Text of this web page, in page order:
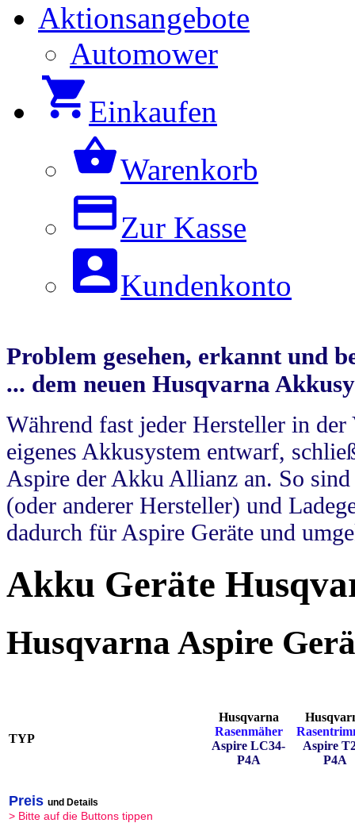
Aktionsangebote
Automower
Einkaufen
Warenkorb
Zur Kasse
Kundenkonto
Problem gesehen, erkannt und
... dem neuen Husqvarna
Während fast jeder Hersteller in der
eigenes Akkusystem entwarf,
Aspire der Akku Allianz an. So
(oder anderer Hersteller) und
dadurch für Aspire Geräte und
Akku Geräte
Husqvarna Aspire
TYP
Husqvarna
Rasenmäher
Aspire LC34-
P4A
Aspire
P4A
Preis und Details
> Bitte auf die Buttons tippen